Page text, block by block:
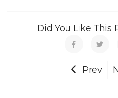
Did You Like This
Prev